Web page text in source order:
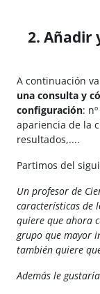
2. Añadir
A continuación
una consulta y
configuración:
apariencia de la
resultados,....
Partimos del
Un profesor de
características de
quiere que ahora
grupo que mayor
también quiere
Además le